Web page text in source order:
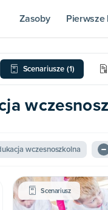
Zasoby Pierwsze
Scenariusze (1)
wczesnoszkolna
Scenariusz